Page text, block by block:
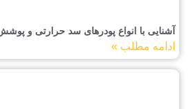
آشنایی با انواع پودرهای سد حرارتی و
ادامه مطلب »